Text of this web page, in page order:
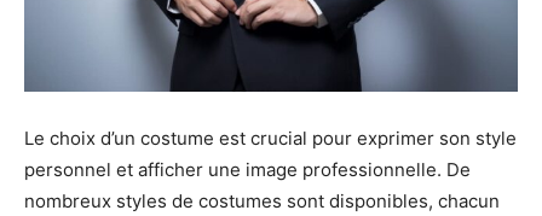
Le choix d’un costume est crucial pour exprimer son style
personnel et afficher une image professionnelle. De
nombreux styles de costumes sont disponibles, chacun